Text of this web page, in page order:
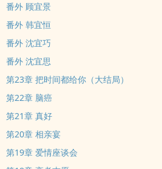
番外 顾宜景
番外 韩宜恒
番外 沈宜巧
番外 沈宜思
第23章 把时间都给你（大结局）
第22章 脑癌
第21章 真好
第20章 相亲宴
第19章 爱情座谈会